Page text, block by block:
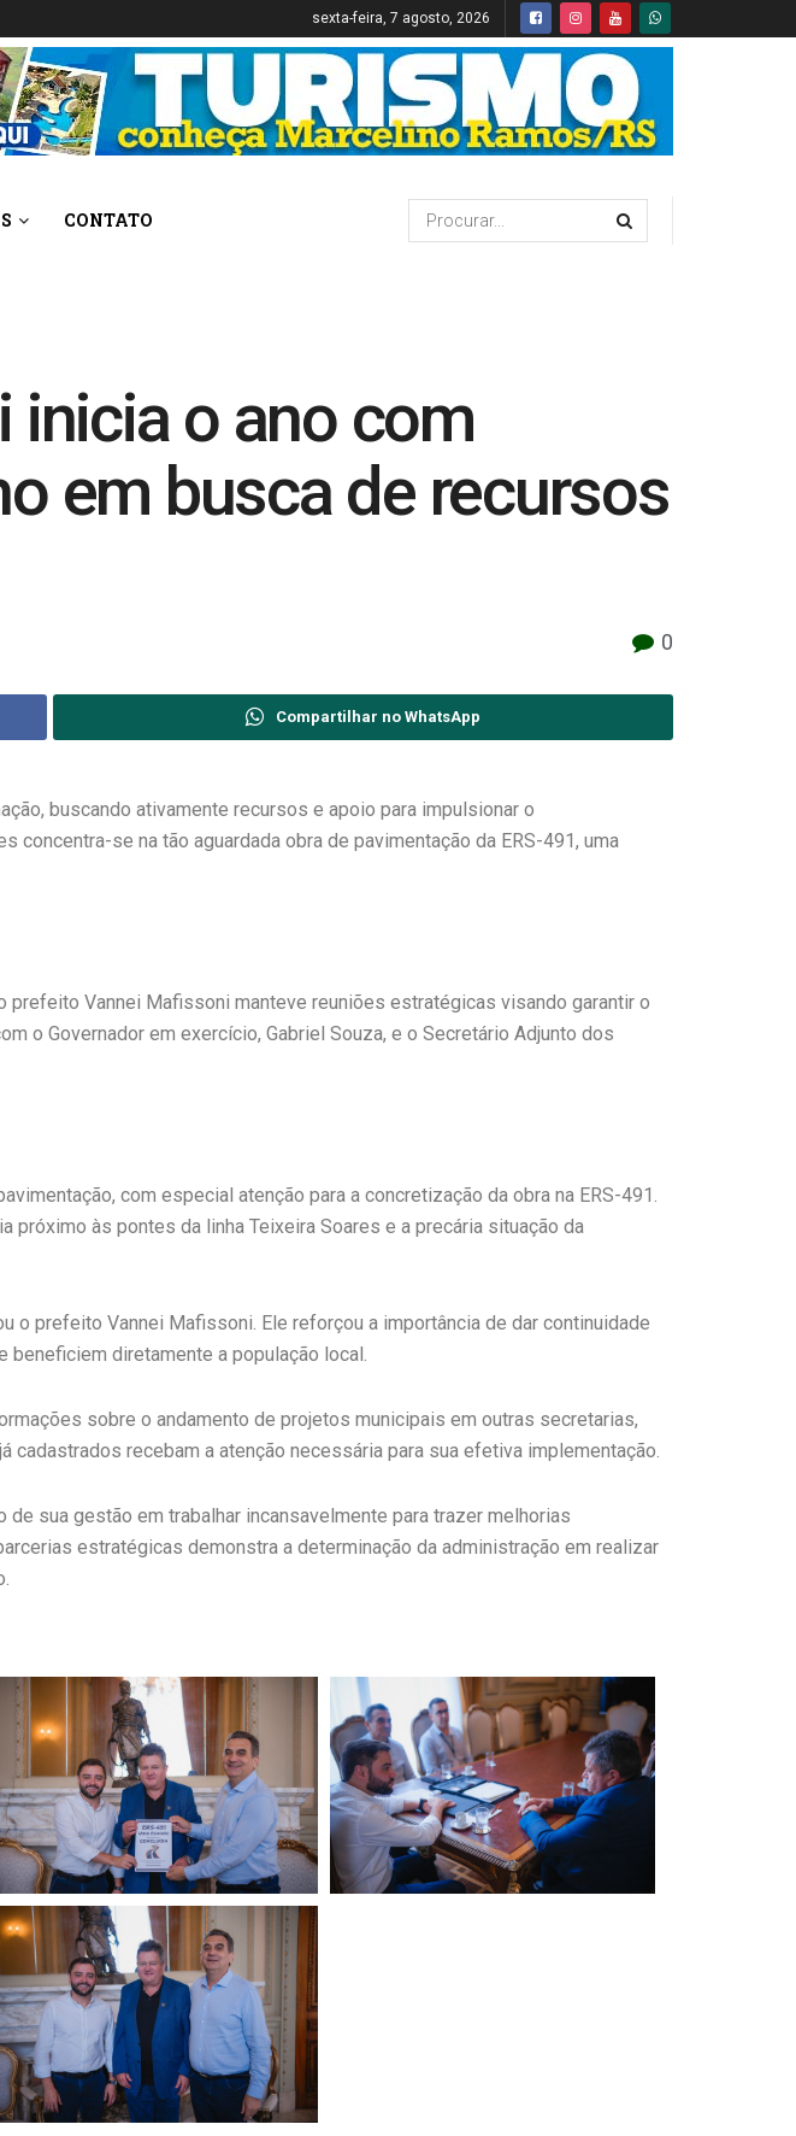
sexta-feira, 7 agosto, 2026
CONTATO
o ano com
em busca de recursos
0
Compartilhar no WhatsApp
buscando ativamente recursos e apoio para impulsionar o
se na tão aguardada obra de pavimentação da ERS-491, uma
prefeito Vannei Mafissoni manteve reuniões estratégicas visando garantir o
o Governador em exercício, Gabriel Souza, e o Secretário Adjunto dos
com especial atenção para a concretização da obra na ERS-491.
às pontes da linha Teixeira Soares e a precária situação da
o prefeito Vannei Mafissoni. Ele reforçou a importância de dar continuidade
diretamente a população local.
sobre o andamento de projetos municipais em outras secretarias,
recebam a atenção necessária para sua efetiva implementação.
sua gestão em trabalhar incansavelmente para trazer melhorias
estratégicas demonstra a determinação da administração em realizar